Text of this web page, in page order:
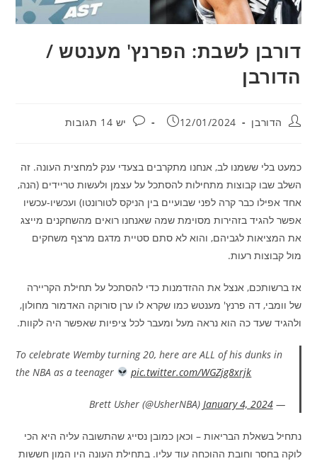
דורבן לשבת: הפרנץ' מענטש /
הדורבן
מחבר:הדורבן פורסם:
12/01/2024 תגובות:
יש 14 תגובות
כמעט בלי ששמנו לב, אנחנו מתקרבים בצעדי ענק למחצית העונה. זה
השלב שבו קבוצות מתחילות להסתכל על עצמן ולעשות טריידים (הנה,
אחד אפילו כבר קרה לפני שבועיים בין הניקס לטורונטו) ועכשיו-עכשיו
אפשר להגיד בזהירות מסוימת שמה שאנחנו רואים מהשחקנים מייצג
את המציאות לגביהם, והוא לא סתם סטיית מדגם מרצף משחקים
מול קבוצות רעות.
אז ברשותכם, אנצל את ההזדמנות כדי להסתכל על תחילת הקריירה
של וומבי, דה פרנץ' מענטש כמו שקרא לו ערן סורוקה האדמור מחולון,
ולהגיד שעד כה הוא נראה מעל ומעבר לכל ציפיות שאפשר היה לקוות.
To celebrate Wemby turning 20, here are ALL of his dunks in
the NBA as a teenager
pic.twitter.com/WGZjg8xrjk
— Brett Usher (@UsherNBA)
January 4, 2024
נתחיל בשאלת הבריאות – וכאן כמובן נסייג שהתשובה עליה היא הכי
לוקה בחסר וחובת ההוכחה עוד עליו. בתחילת העונה היו המון חששות